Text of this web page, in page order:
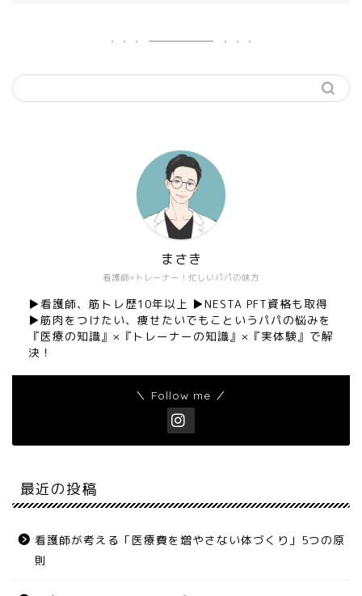
看護師×トレーナー！忙しいパパの味方
まさき
▶︎看護師、筋トレ歴10年以上 ▶︎NESTA PFT資格も取得
▶︎筋肉をつけたい、痩せたいでもこというパパの悩みを
『医療の知識』×『トレーナーの知識』×『実体験』で解
決！
＼ Follow me ／
最近の投稿
看護師が考える「医療費を増やさない体づくり」5つの原
則